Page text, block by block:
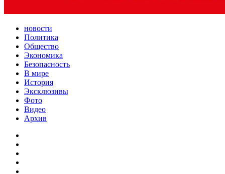
новости
Политика
Общество
Экономика
Безопасность
В мире
История
Эксклюзивы
Фото
Видео
Архив